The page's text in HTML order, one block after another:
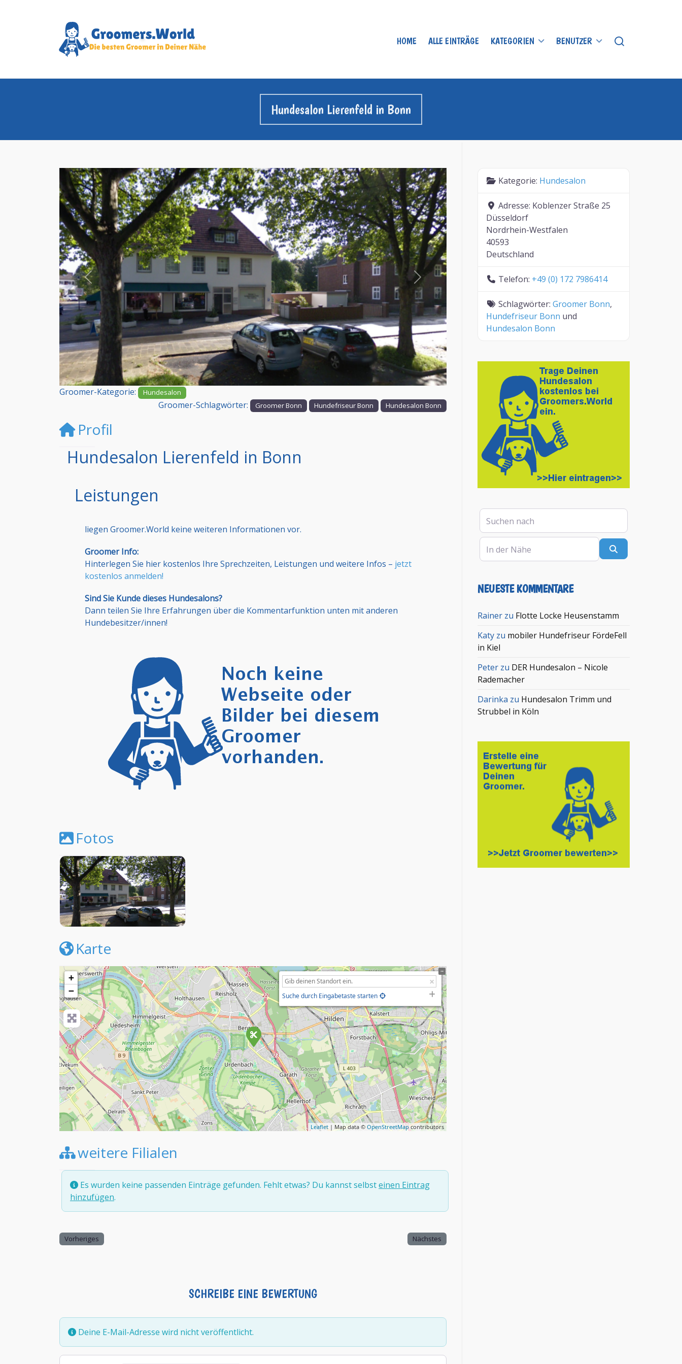
HOME ALLE EINTRÄGE KATEGORIEN BENUTZER
Hundesalon Lierenfeld in Bonn
Vorheriges Nächstes
Groomer-Kategorie: Hundesalon
Groomer-Schlagwörter: Groomer Bonn Hundefriseur Bonn Hundesalon Bonn
Profil
Hundesalon Lierenfeld in Bonn
Leistungen
liegen Groomer.World keine weiteren Informationen vor.
Groomer Info:
Hinterlegen Sie hier kostenlos Ihre Sprechzeiten, Leistungen und weitere Infos – jetzt
kostenlos anmelden!
Sind Sie Kunde dieses Hundesalons?
Dann teilen Sie Ihre Erfahrungen über die Kommentarfunktion unten mit anderen
Hundebesitzer/innen!
Fotos
Karte
+
−
Suche durch Eingabetaste starten
Leaflet| Map data ©OpenStreetMapcontributors
weitere Filialen
Es wurden keine passenden Einträge gefunden. Fehlt etwas? Du kannst selbsteinen Eintrag
hinzufügen.
Vorheriges Nächstes
SCHREIBE EINE BEWERTUNG
Deine E-Mail-Adresse wird nicht veröffentlicht.
Kategorie: Hundesalon
Adresse: Koblenzer Straße 25
Düsseldorf
Nordrhein-Westfalen
40593
Deutschland
Telefon: +49 (0) 172 7986414
Schlagwörter:Groomer Bonn,
Hundefriseur Bonn und
Hundesalon Bonn
Suchen nach
In der Nähe
NEUESTE KOMMENTARE
Rainer zu Flotte Locke Heusenstamm
Katy zu mobiler Hundefriseur FördeFell
in Kiel
Peter zu DER Hundesalon – Nicole
Rademacher
Darinka zu Hundesalon Trimm und
Strubbel in Köln